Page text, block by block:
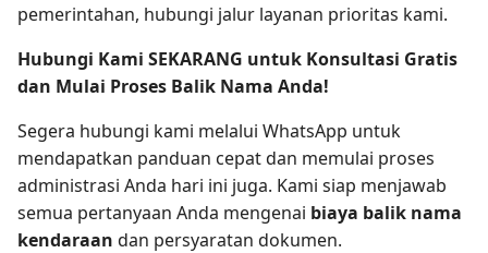
pemerintahan, hubungi jalur layanan prioritas kami.
Hubungi Kami SEKARANG untuk Konsultasi Gratis
dan Mulai Proses Balik Nama Anda!
Segera hubungi kami melalui WhatsApp untuk
mendapatkan panduan cepat dan memulai proses
administrasi Anda hari ini juga. Kami siap menjawab
semua pertanyaan Anda mengenai biaya balik nama
kendaraan dan persyaratan dokumen.